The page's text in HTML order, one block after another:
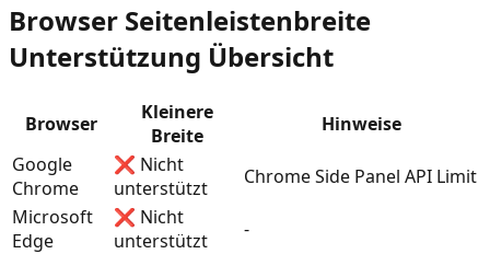
Browser Seitenleistenbreite
Unterstützung Übersicht
Browser
Kleinere
Breite
Hinweise
Google
Chrome
❌ Nicht
unterstützt
Chrome Side Panel API Limit
Microsoft
Edge
❌ Nicht
unterstützt
-